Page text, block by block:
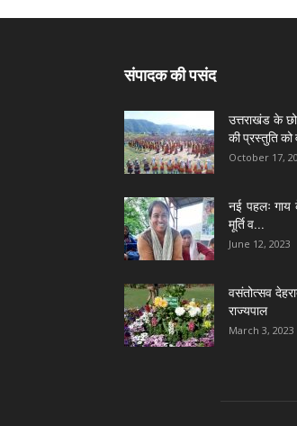
संपादक की पसंद
उत्तराखंड के
की प्रस्तुति को
October 17,
नई पहलः गाय
मूर्ति व...
June 12, 2023
वसंतोत्सव
राज्यपाल
March 3, 2023